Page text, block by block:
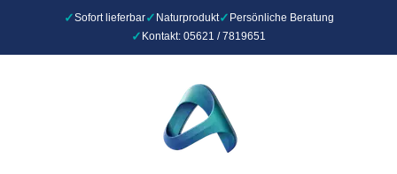
Sofort lieferbar Naturprodukt
Persönliche Beratung
Kontakt: 05621 / 7819651